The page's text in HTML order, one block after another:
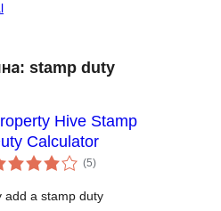
stamp duty
Hive Stamp
Calculator
(5общий
рейтинг
)
add a stamp duty